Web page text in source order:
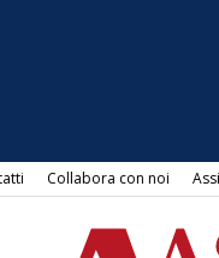
Collabora con noi